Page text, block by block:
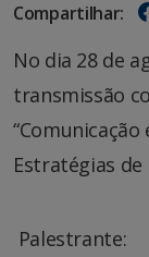
Compartilhar:
No dia 28 de
transmissão
Estratégias de
‍ Palestrante: